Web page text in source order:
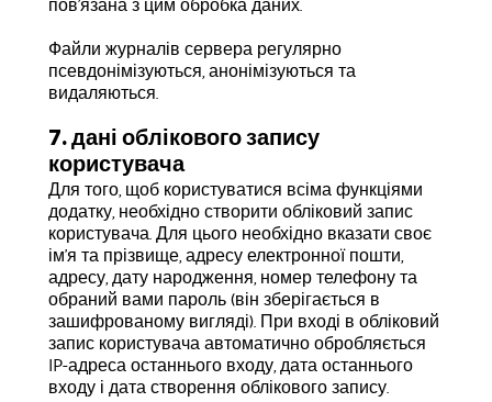
Файли журналів сервера регулярно
псевдонімізуються, анонімізуються та
видаляються.
7. дані облікового запису
користувача
Для того, щоб користуватися всіма функціями
додатку, необхідно створити обліковий запис
користувача. Для цього необхідно вказати своє
ім'я та прізвище, адресу електронної пошти,
адресу, дату народження, номер телефону та
обраний вами пароль (він зберігається в
зашифрованому вигляді). При вході в обліковий
запис користувача автоматично обробляється
IP-адреса останнього входу, дата останнього
входу і дата створення облікового запису.